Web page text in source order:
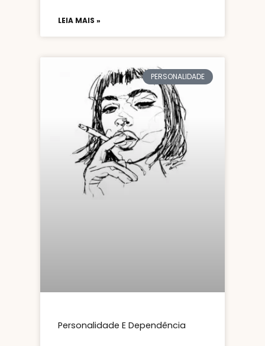
LEIA MAIS »
PERSONALIDADE
Personalidade E Dependência